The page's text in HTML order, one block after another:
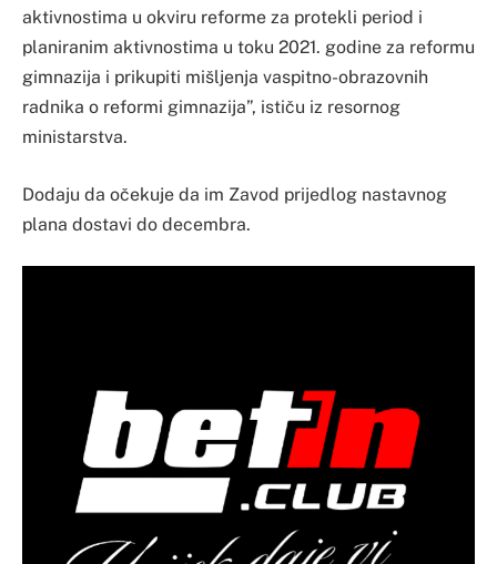
aktivnostima u okviru reforme za protekli period i
planiranim aktivnostima u toku 2021. godine za reformu
gimnazija i prikupiti mišljenja vaspitno-obrazovnih
radnika o reformi gimnazija”, ističu iz resornog
ministarstva.
Dodaju da očekuje da im Zavod prijedlog nastavnog
plana dostavi do decembra.